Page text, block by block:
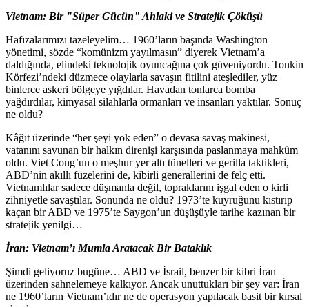
Vietnam: Bir "Süper Gücün" Ahlaki ve Stratejik Çöküşü
Hafızalarımızı tazeleyelim… 1960’ların başında Washington
yönetimi, sözde “komünizm yayılmasın” diyerek Vietnam’a
daldığında, elindeki teknolojik oyuncağına çok güveniyordu. Tonkin
Körfezi’ndeki düzmece olaylarla savaşın fitilini ateşlediler, yüz
binlerce askeri bölgeye yığdılar. Havadan tonlarca bomba
yağdırdılar, kimyasal silahlarla ormanları ve insanları yaktılar. Sonuç
ne oldu?
Kâğıt üzerinde “her şeyi yok eden” o devasa savaş makinesi,
vatanını savunan bir halkın direnişi karşısında paslanmaya mahkûm
oldu. Viet Cong’un o meşhur yer altı tünelleri ve gerilla taktikleri,
ABD’nin akıllı füzelerini de, kibirli generallerini de felç etti.
Vietnamlılar sadece düşmanla değil, topraklarını işgal eden o kirli
zihniyetle savaştılar. Sonunda ne oldu? 1973’te kuyruğunu kıstırıp
kaçan bir ABD ve 1975’te Saygon’un düşüşüyle tarihe kazınan bir
stratejik yenilgi…
İran: Vietnam’ı Mumla Aratacak Bir Bataklık
Şimdi geliyoruz bugüne… ABD ve İsrail, benzer bir kibri İran
üzerinden sahnelemeye kalkıyor. Ancak unuttukları bir şey var: İran
ne 1960’ların Vietnam’ıdır ne de operasyon yapılacak basit bir kırsal